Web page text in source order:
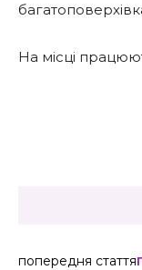
На місці
попередня стаття